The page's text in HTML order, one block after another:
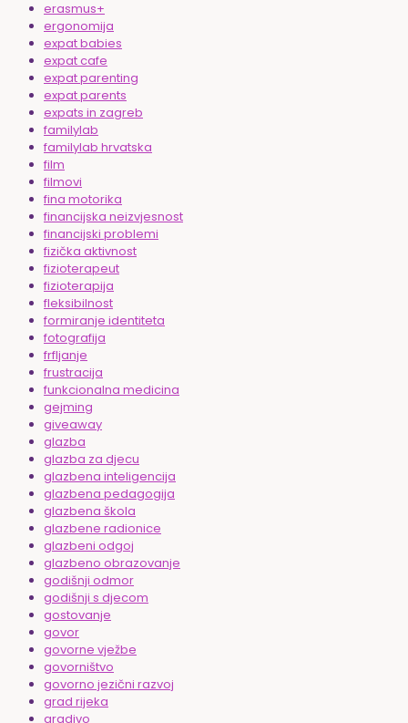
erasmus+
ergonomija
expat babies
expat cafe
expat parenting
expat parents
expats in zagreb
familylab
familylab hrvatska
film
filmovi
fina motorika
financijska neizvjesnost
financijski problemi
fizička aktivnost
fizioterapeut
fizioterapija
fleksibilnost
formiranje identiteta
fotografija
frfljanje
frustracija
funkcionalna medicina
gejming
giveaway
glazba
glazba za djecu
glazbena inteligencija
glazbena pedagogija
glazbena škola
glazbene radionice
glazbeni odgoj
glazbeno obrazovanje
godišnji odmor
godišnji s djecom
gostovanje
govor
govorne vježbe
govorništvo
govorno jezični razvoj
grad rijeka
gradivo